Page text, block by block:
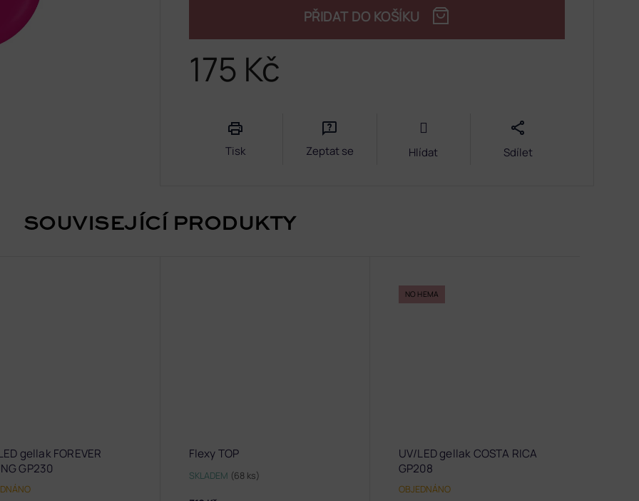
175 Kč
PŘIDAT DO KOŠÍKU
Tisk Zeptat se Hlídat Sdílet
SOUVISEJÍCÍ PRODUKTY
gellak FOREVER
GP230
Flexy TOP
SKLADEM (68 ks)
NO HEMA
UV/LED gellak COSTA RICA
GP208
OBJEDNÁNO